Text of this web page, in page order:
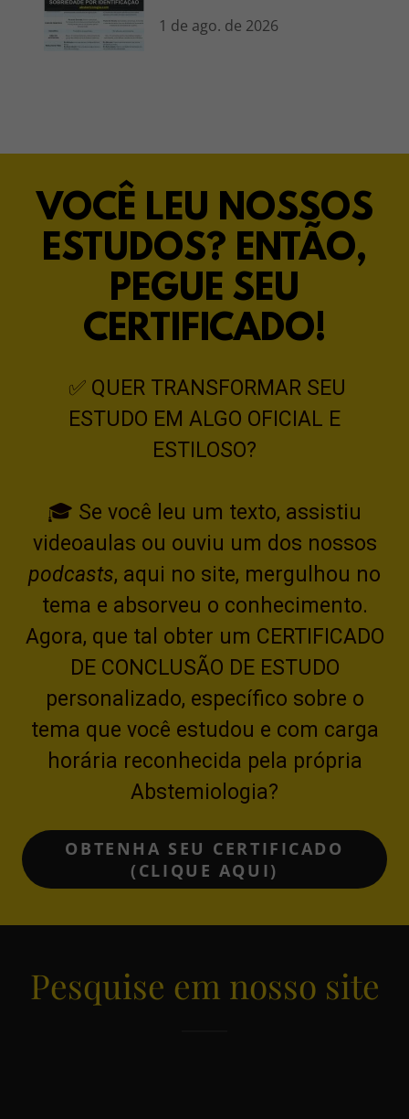
1 de ago. de 2026
VOCÊ LEU NOSSOS
ESTUDOS? ENTÃO,
PEGUE SEU
CERTIFICADO!
✅ QUER TRANSFORMAR SEU
ESTUDO EM ALGO OFICIAL E
ESTILOSO?
🎓 Se você leu um texto, assistiu
videoaulas ou ouviu um dos nossos
podcasts, aqui no site, mergulhou no
tema e absorveu o conhecimento.
Agora, que tal obter um CERTIFICADO
DE CONCLUSÃO DE ESTUDO
personalizado, específico sobre o
tema que você estudou e com carga
horária reconhecida pela própria
Abstemiologia?
OBTENHA SEU CERTIFICADO
(CLIQUE AQUI)
Pesquise em nosso site